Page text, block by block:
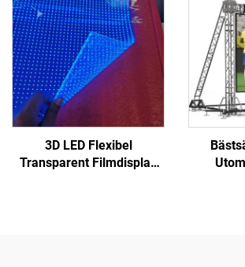
3D LED Flexibel
Transparent Filmdisplay